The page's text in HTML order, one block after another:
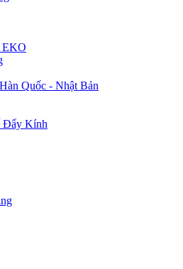
EKO
Quốc - Nhật Bản
Đẩy Kính